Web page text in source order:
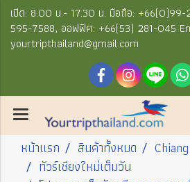
เปิด: 8.00 น.- 17.30 น. มือถือ:
595-7588, ออฟฟิศ: +66(53) 281-045
yourtripthailand@gmail.com
หน้าแรก สินค้าทั้งหมด
ทัวร์เชียงใหม่เต็มวัน